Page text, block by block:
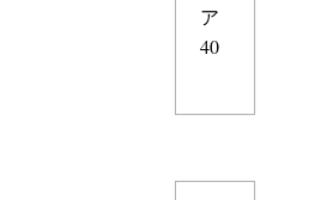
ア
40